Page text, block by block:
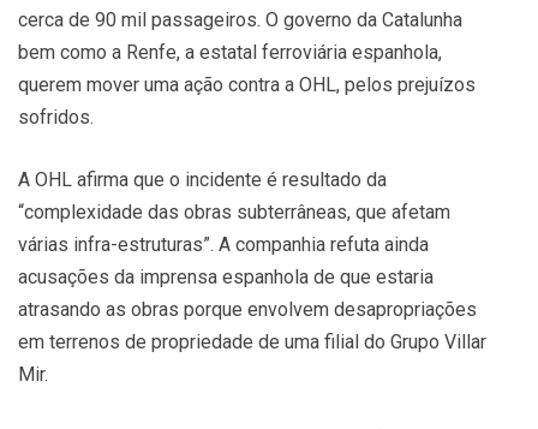
cerca de 90 mil passageiros. O governo da Catalunha
bem como a Renfe, a estatal ferroviária espanhola,
querem mover uma ação contra a OHL, pelos prejuízos
sofridos.
A OHL afirma que o incidente é resultado da
“complexidade das obras subterrâneas, que afetam
várias infra-estruturas”. A companhia refuta ainda
acusações da imprensa espanhola de que estaria
atrasando as obras porque envolvem desapropriações
em terrenos de propriedade de uma filial do Grupo Villar
Mir.